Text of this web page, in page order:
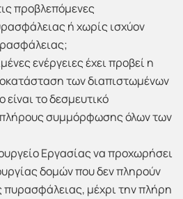
προβλεπόμενες
ή χωρίς ισχύον
ενέργειες έχει προβεί η
των διαπιστωμένων
είναι το δεσμευτικό
συμμόρφωσης όλων των
Εργασίας να προχωρήσει
δομών που δεν πληρούν
πυρασφάλειας, μέχρι την πλήρη